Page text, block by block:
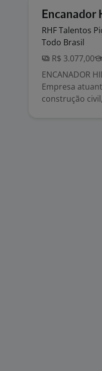
Encanador
RHF Talentos
Todo Brasil
R$ 3.077,00
ENCANADOR
Empresa
construção